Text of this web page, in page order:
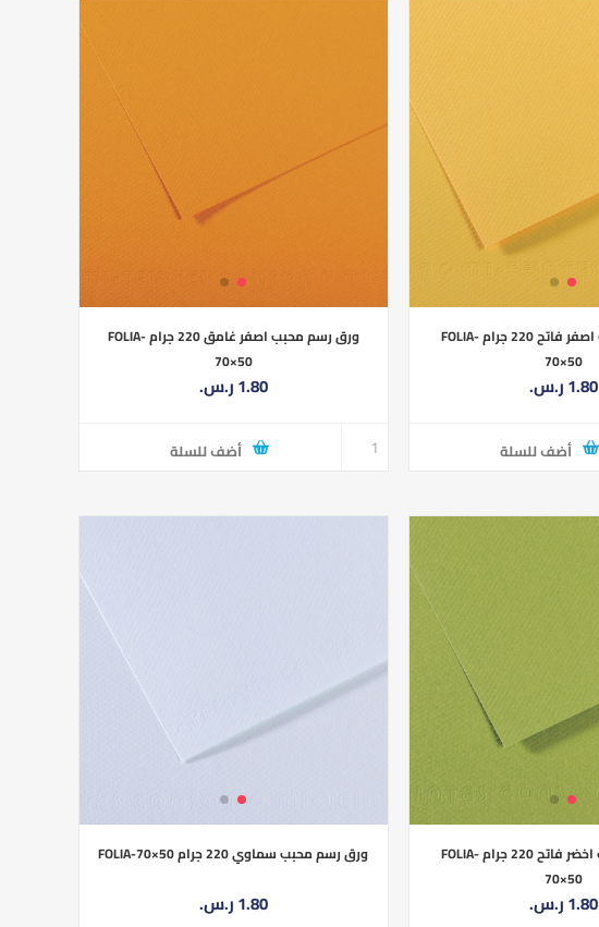
ورق رسم محبب اصفر فاتح 220 جرام FOLIA-
70×50
1.80 ر.س.‏
أضف للسلة
ورق رسم محبب اصفر غامق 220 جرام FOLIA-
70×50
1.80 ر.س.‏
أضف للسلة
ورق رسم محبب اخضر فاتح 220 جرام FOLIA-
70×50
1.80 ر.س.‏
ورق رسم محبب سماوي 220 جرام FOLIA-70×50
1.80 ر.س.‏